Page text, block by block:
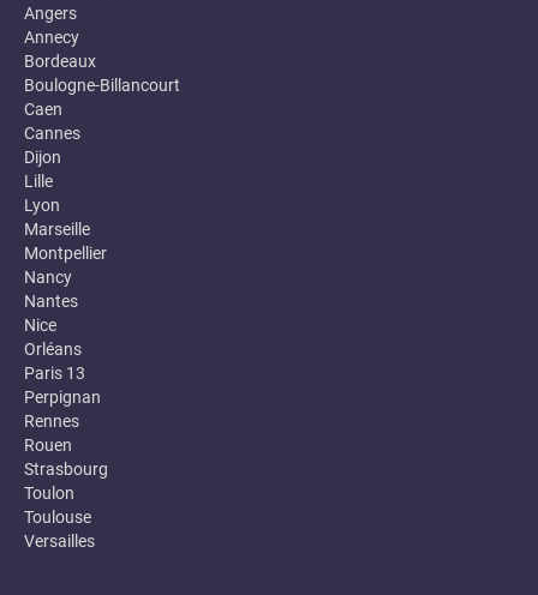
Angers
Annecy
Bordeaux
Boulogne-Billancourt
Caen
Cannes
Dijon
Lille
Lyon
Marseille
Montpellier
Nancy
Nantes
Nice
Orléans
Paris 13
Perpignan
Rennes
Rouen
Strasbourg
Toulon
Toulouse
Versailles